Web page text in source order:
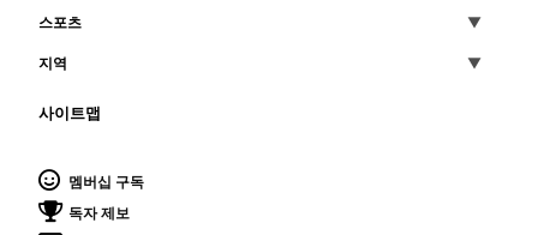
스포츠
지역
사이트맵
멤버십 구독
독자 제보